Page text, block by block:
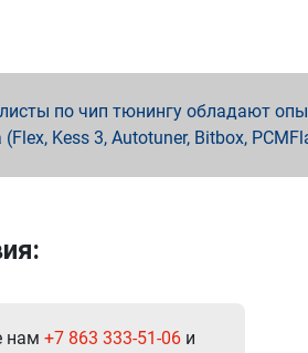
по чип тюнингу обладают
Kess 3, Autotuner, Bitbox,
нам +7 863 333-51-06 и